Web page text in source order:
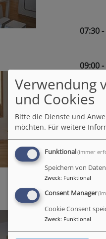
07:30
09:00
und
10:00
11:00
zum
12:00
Verwendung
und Cookies
Bitte die Dienste und
möchten. Für weitere
Funktional(immer
Speichern von
Zweck: Funktional
Consent Manager
Cookie Consent
Zweck: Funktional